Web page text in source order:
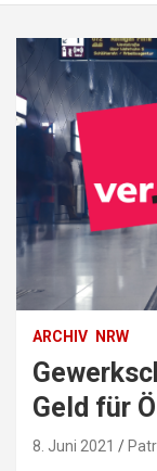
ARCHIV NRW
Geld für
8. Juni 2021